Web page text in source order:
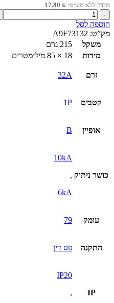
מחיר ללא מע״מ: 17.80 ₪
כמות
של
מא"ז
1P
iC60N
32A
הוספה לסל
מק”ט: A9F73132
משקל
215 גרם
מידות
18 × 85 מילימטרים
זרם 32A
קטבים 1P
אופיין B
כושר ניתוק
10kA
,
6kA
עומק 79
התקנה פס דין
IP
IP20
,